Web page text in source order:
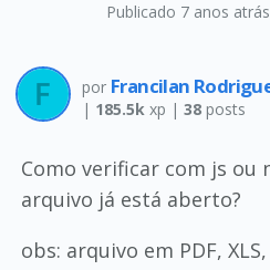
Publicado 7 anos atrás
por Francilan
| 185.5kxp | 38posts
Como verificar com js ou
arquivo já está aberto?
obs: arquivo em PDF, XLS,